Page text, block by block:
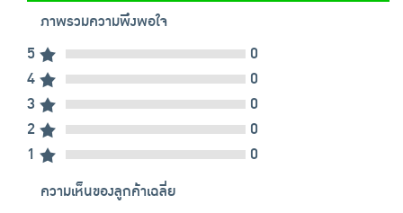
ภาพรวมความพึงพอใจ
5
0
4
0
3
0
2
0
1
0
ความเห็นของลูกค้าเฉลี่ย